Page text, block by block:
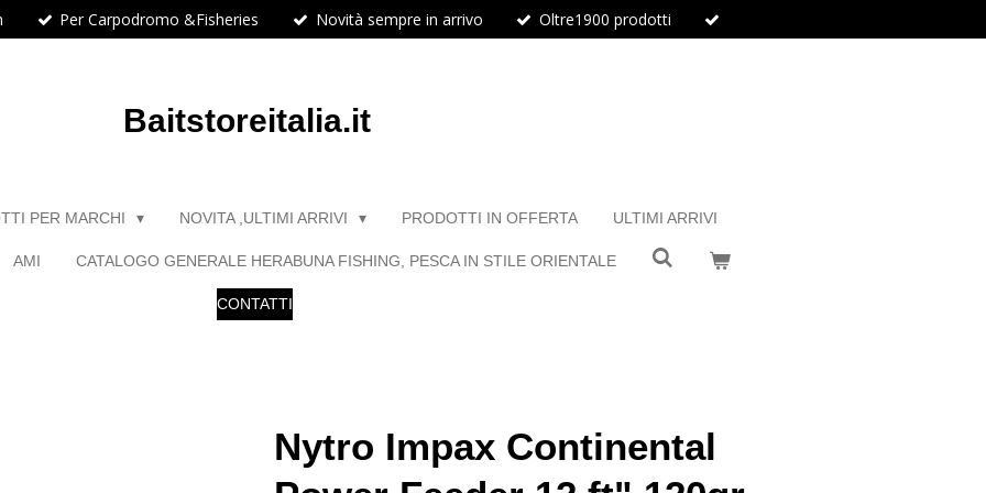
Per Carpodromo &Fisheries Novità sempre in arrivo Oltre1900 prodotti
Baitstoreitalia.it
PER MARCHI NOVITA ,ULTIMI ARRIVI PRODOTTI IN OFFERTA ULTIMI ARRIVI
AMI CATALOGO GENERALE HERABUNA FISHING, PESCA IN STILE ORIENTALE
CONTATTI
Nytro Impax Continental